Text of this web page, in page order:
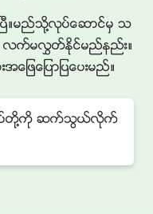
ပီ။မည္သို႔လုပ္ေဆာင္မွ သ
လက္မလႊတ္ႏိုင္မည္နည္း။
ျဖေျပာျပေပးမည္။
န္ုပ္တို႔ကို ဆက္သြယ္လိုက္